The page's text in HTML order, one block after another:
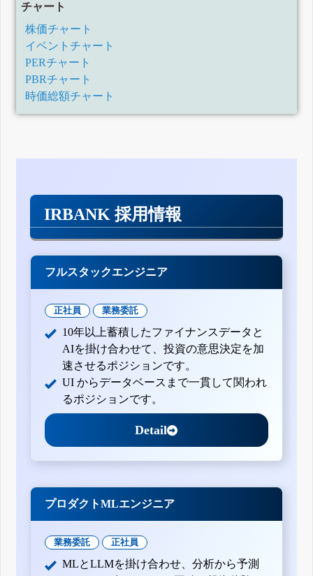
チャート
株価チャート
イベントチャート
PERチャート
PBRチャート
時価総額チャート
IRBANK 採用情報
フルスタックエンジニア
正社員 業務委託
10年以上蓄積したファイナンスデータと
AIを掛け合わせて、投資の意思決定を加
速させるポジションです。
UI からデータベースまで一貫して関われ
るポジションです。
Detail
プロダクトMLエンジニア
業務委託 正社員
MLとLLMを掛け合わせ、分析から予測